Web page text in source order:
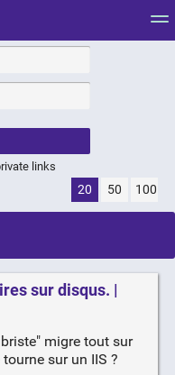
results.
links
20 50 100
sur disqus. |
migre tout sur
sur un IIS ?